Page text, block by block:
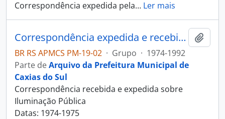
Correspondência expedida pela… Ler mais
Correspondência expedida e recebida - Planejamento
BR RS APMCS PM-19-02 · Grupo · 1974-1992
Parte deArquivo da Prefeitura Municipal de
Caxias do Sul
Correspondência recebida e expedida sobre
Iluminação Pública
Datas: 1974-1975